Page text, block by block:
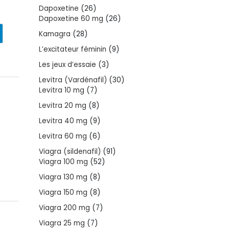
products
Dapoxetine 2626
products
Dapoxetine 60 mg 2626
Kamagra 2828
products
L’excitateur féminin 99
Les jeux d’essaie 33
products
Levitra (Vardénafil) 3030
Levitra 10 mg 77
products
Levitra 20 mg 88
products
Levitra 40 mg 99
products
Levitra 60 mg 66
products
Viagra (sildenafil) 9191
Viagra 100 mg 5252
Viagra 130 mg 88
products
Viagra 150 mg 88
products
Viagra 200 mg 77
Viagra 25 mg 77